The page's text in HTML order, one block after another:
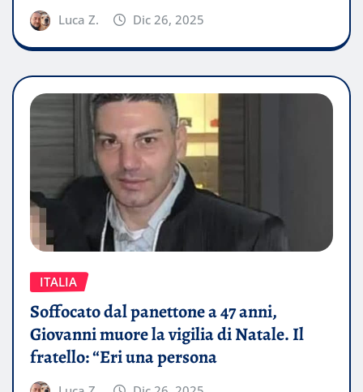
Luca Z. Dic 26, 2025
ITALIA
Soffocato dal panettone a 47 anni,
Giovanni muore la vigilia di Natale. Il
fratello: “Eri una persona